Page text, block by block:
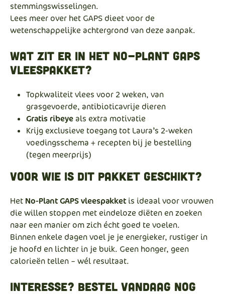
stemmingswisselingen.
Lees meer over het GAPS dieet voor de
wetenschappelijke achtergrond van deze aanpak.
Wat zit er in het No-Plant GAPS
vleespakket?
Topkwaliteit vlees voor 2 weken, van
grasgevoerde, antibioticavrije dieren
Gratis ribeye als extra motivatie
Krijg exclusieve toegang tot Laura’s 2-weken
voedingsschema + recepten bij je bestelling
(tegen meerprijs)
Voor wie is dit pakket geschikt?
Het No-Plant GAPS vleespakketis ideaal voor vrouwen
die willen stoppen met eindeloze diëten en zoeken
naar een manier om zich écht goed te voelen.
Binnen enkele dagen voel je je energieker, rustiger in
je hoofd en lichter in je buik. Geen honger, geen
calorieën tellen – wél resultaat.
Interesse? Bestel vandaag nog